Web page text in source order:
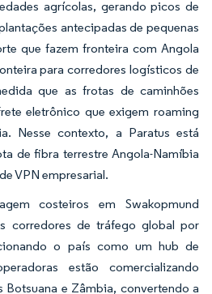
agrícolas, gerando picos de
antecipadas de pequenas
que fazem fronteira com Angola
para corredores logísticos de
que as frotas de caminhões
eletrônico que exigem roaming
Nesse contexto, a Paratus está
de fibra terrestre Angola-Namíbia
VPN empresarial.
costeiros em Swakopmund
corredores de tráfego global por
o país como um hub de
estão comercializando
Botsuana e Zâmbia, convertendo a